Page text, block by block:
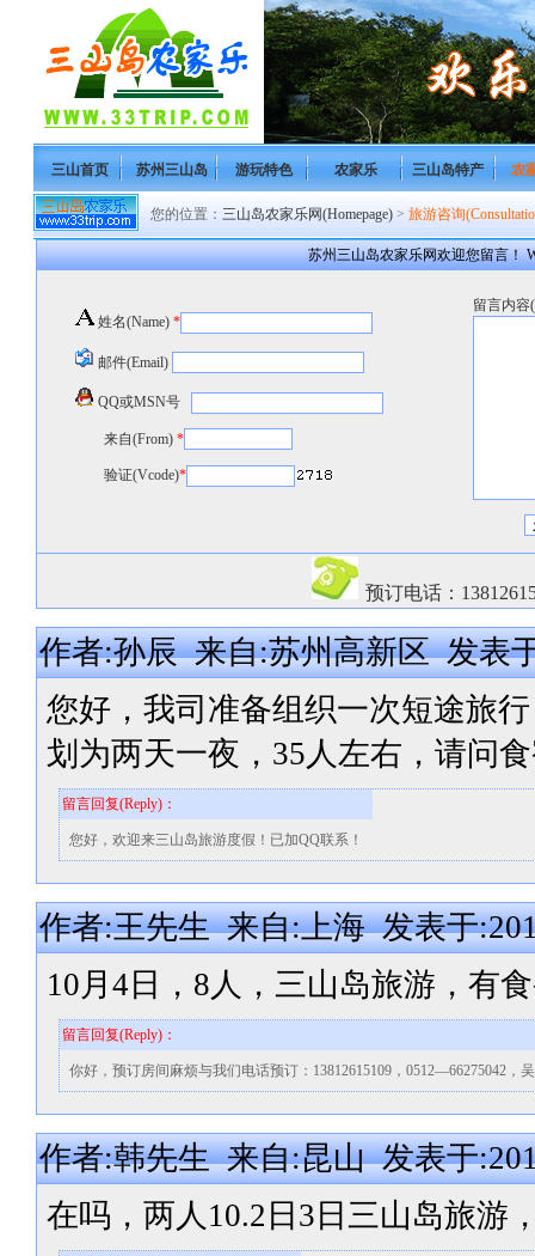
三山首页 苏州三山岛 游玩特色 农家乐 三山岛特产 农
您的位置： 三山岛农家乐网(Homepage) > 旅游咨询
苏州三山岛农家乐网欢迎您留言！
姓名(Name) *
邮件(Email)
QQ或MSN号
来自(From) *
验证(Vcode)*
留言内容
预订电话：
作者:孙辰 来自:苏州高新区 发表
您好，我司准备组织一次短途旅
划为两天一夜，35人左右，请问
留言回复(Reply)：
您好，欢迎来三山岛旅游度假！已加QQ联系！
作者:王先生 来自:上海 发表于
10月4日，8人，三山岛旅游，有
留言回复(Reply)：
你好，预订房间麻烦与我们电话预订：13812615109，0512—66275042，
作者:韩先生 来自:昆山 发表于
在吗，两人10.2日3日三山岛旅游